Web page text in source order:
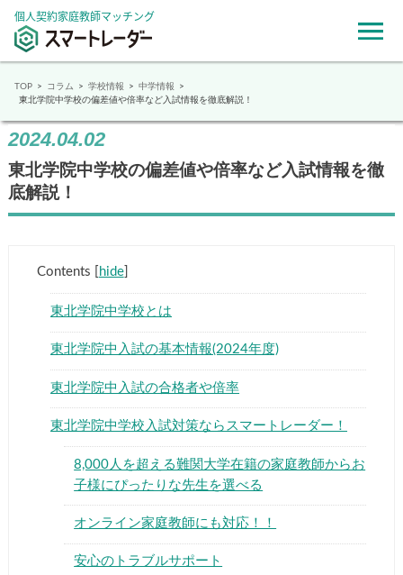
個人契約家庭教師マッチング
TOP コラム 学校情報
中学情報
東北学院中学校の偏差値や倍率など入試情報を徹底解説！
2024.04.02
東北学院中学校の偏差値や倍率など入試情報を徹
底解説！
Contents hide]
東北学院中学校とは
東北学院中入試の基本情報(2024年度)
東北学院中入試の合格者や倍率
東北学院中学校入試対策ならスマートレーダー！
8,000人を超える難関大学在籍の家庭教師からお
子様にぴったりな先生を選べる
オンライン家庭教師にも対応！！
安心のトラブルサポート